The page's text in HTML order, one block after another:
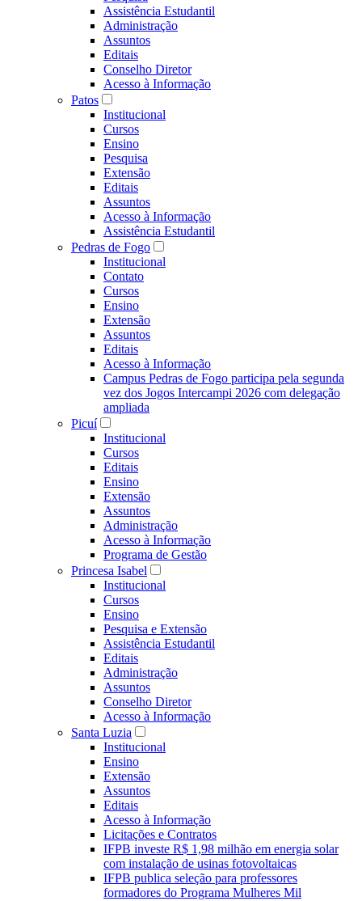
Assistência Estudantil
Administração
Assuntos
Editais
Conselho Diretor
Acesso à Informação
Patos
Institucional
Cursos
Ensino
Pesquisa
Extensão
Editais
Assuntos
Acesso à Informação
Assistência Estudantil
Pedras de Fogo
Institucional
Contato
Cursos
Ensino
Extensão
Assuntos
Editais
Acesso à Informação
Campus Pedras de Fogo participa pela segunda
vez dos Jogos Intercampi 2026 com delegação
ampliada
Picuí
Institucional
Cursos
Editais
Ensino
Extensão
Assuntos
Administração
Acesso à Informação
Programa de Gestão
Princesa Isabel
Institucional
Cursos
Ensino
Pesquisa e Extensão
Assistência Estudantil
Editais
Administração
Assuntos
Conselho Diretor
Acesso à Informação
Santa Luzia
Institucional
Ensino
Extensão
Assuntos
Editais
Acesso à Informação
Licitações e Contratos
IFPB investe R$ 1,98 milhão em energia solar
com instalação de usinas fotovoltaicas
IFPB publica seleção para professores
formadores do Programa Mulheres Mil